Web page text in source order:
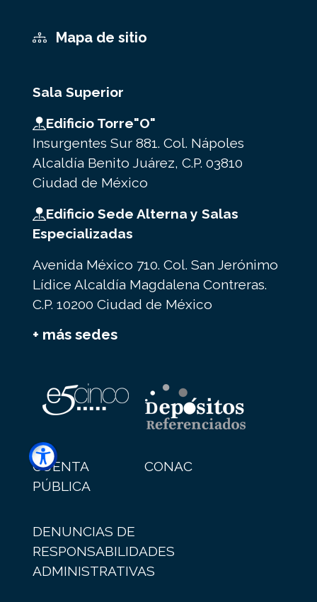
Mapa de sitio
Sala Superior
Edificio Torre"O"
Insurgentes Sur 881. Col. Nápoles
Alcaldía Benito Juárez, C.P. 03810
Ciudad de México
Edificio Sede Alterna y Salas
Especializadas
Avenida México 710. Col. San Jerónimo
Lídice Alcaldía Magdalena Contreras.
C.P. 10200 Ciudad de México
+ más sedes
CUENTA
PÚBLICA
CONAC
DENUNCIAS DE
RESPONSABILIDADES
ADMINISTRATIVAS